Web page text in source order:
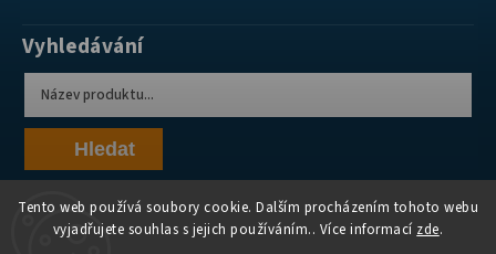
Tento web používá soubory cookie. Dalším procházením tohoto webu
vyjadřujete souhlas s jejich používáním.. Více informací zde.
Vyhledávání
Hledat